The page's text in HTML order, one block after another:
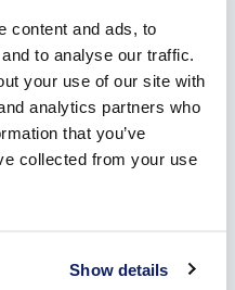
content and ads, to
to analyse our traffic.
your use of our site with
analytics partners who
that you’ve
collected from your use
Show details
van de binnenmuur
van je woning niet
in je interieur
montage is er slechts
van de kast zichtbaar aan
zo ontworpen dat je nog
niet zien, dan zijn